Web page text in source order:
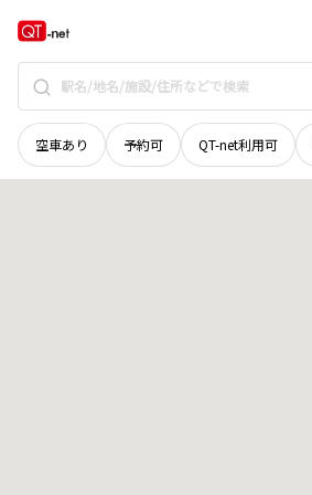
空車あり 予約可 QT-net利用可
広島県